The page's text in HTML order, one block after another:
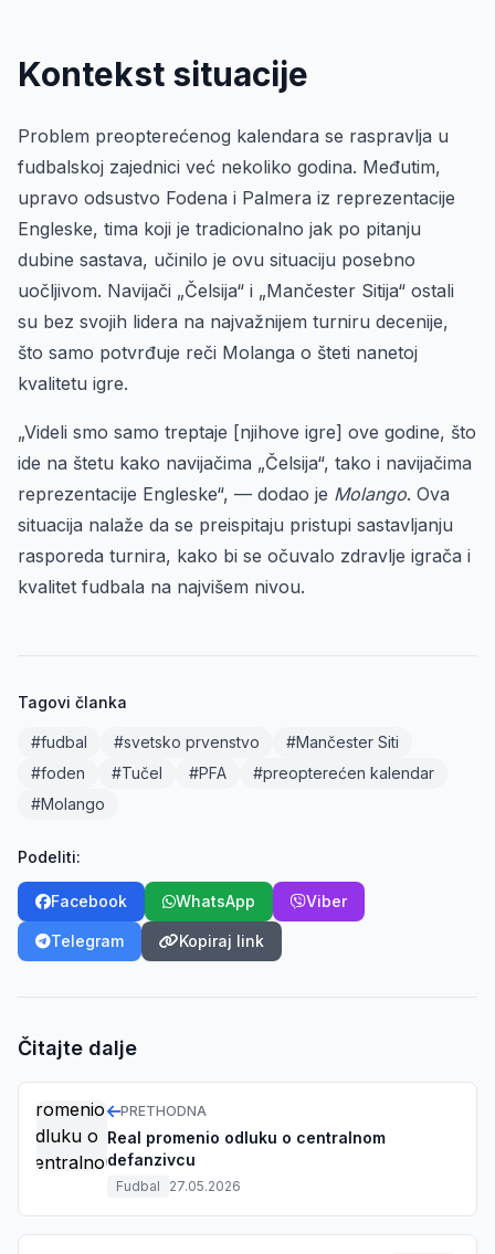
Kontekst situacije
Problem preopterećenog kalendara se raspravlja u
fudbalskoj zajednici već nekoliko godina. Međutim,
upravo odsustvo Fodena i Palmera iz reprezentacije
Engleske, tima koji je tradicionalno jak po pitanju
dubine sastava, učinilo je ovu situaciju posebno
uočljivom. Navijači „Čelsija“ i „Mančester Sitija“ ostali
su bez svojih lidera na najvažnijem turniru decenije,
što samo potvrđuje reči Molanga o šteti nanetoj
kvalitetu igre.
„Videli smo samo treptaje [njihove igre] ove godine, što
ide na štetu kako navijačima „Čelsija“, tako i navijačima
reprezentacije Engleske“, — dodao je Molango. Ova
situacija nalaže da se preispitaju pristupi sastavljanju
rasporeda turnira, kako bi se očuvalo zdravlje igrača i
kvalitet fudbala na najvišem nivou.
Tagovi članka
#fudbal #svetsko prvenstvo
#Mančester Siti
#foden
#Tučel #PFA
#preopterećen kalendar
#Molango
Podeliti:
Facebook WhatsApp Viber
Telegram Kopiraj link
Čitajte dalje
PRETHODNA
Real promenio odluku o centralnom
defanzivcu
Fudbal 27.05.2026